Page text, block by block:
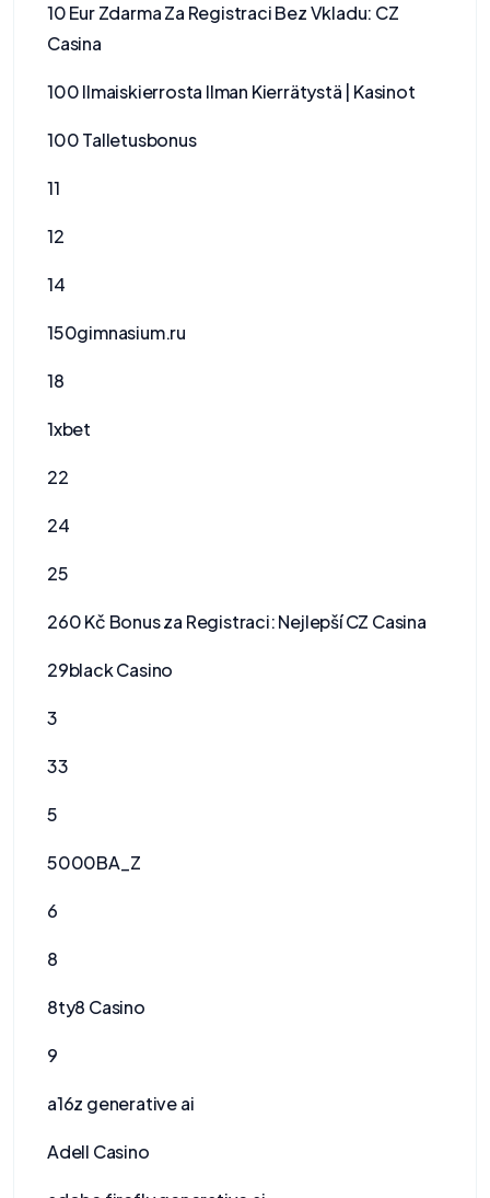
10 Eur Zdarma Za Registraci Bez Vkladu: CZ
Casina
100 Ilmaiskierrosta Ilman Kierrätystä | Kasinot
100 Talletusbonus
11
12
14
150gimnasium.ru
18
1xbet
22
24
25
260 Kč Bonus za Registraci: Nejlepší CZ Casina
29black Casino
3
33
5
5000BA_Z
6
8
8ty8 Casino
9
a16z generative ai
Adell Casino